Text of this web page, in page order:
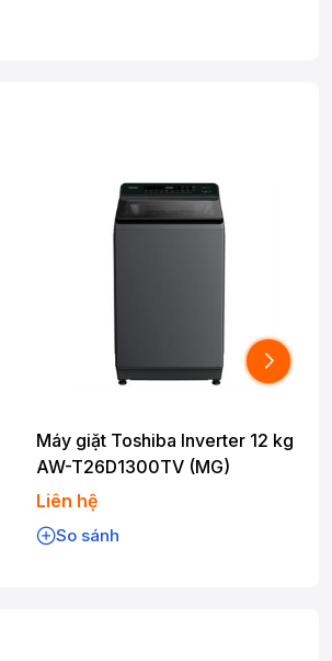
Máy giặt Toshiba Inverter 12 kg
AW-T26D1300TV (MG)
Liên hệ
So sánh